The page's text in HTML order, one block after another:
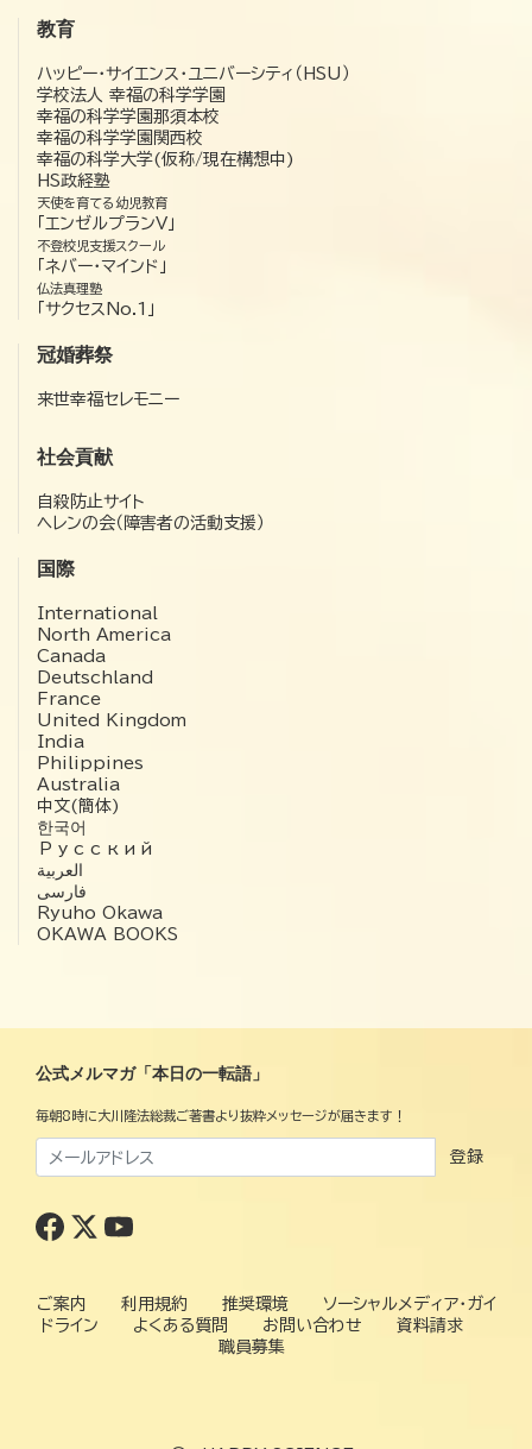
教育
ハッピー・サイエンス・ユニバーシティ（HSU）
学校法人 幸福の科学学園
幸福の科学学園那須本校
幸福の科学学園関西校
幸福の科学大学(仮称/現在構想中)
HS政経塾
天使を育てる幼児教育
「エンゼルプランV」
不登校児支援スクール
「ネバー・マインド」
仏法真理塾
「サクセスNo.1」
冠婚葬祭
来世幸福セレモニー
社会貢献
自殺防止サイト
ヘレンの会（障害者の活動支援）
国際
International
North America
Canada
Deutschland
France
United Kingdom
India
Philippines
Australia
中文(簡体)
한국어
Русский
العربية‏
فارسی
Ryuho Okawa
OKAWA BOOKS
公式メルマガ「本日の一転語」
毎朝8時に大川隆法総裁ご著書より抜粋メッセージが届きます！
登録
ご案内 利用規約 推奨環境
ソーシャルメディア・ガイ
ドライン
よくある質問 お問い合わせ
資料請求
職員募集